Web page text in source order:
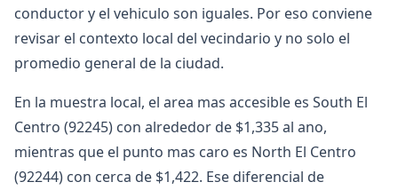
conductor y el vehiculo son iguales. Por eso conviene
revisar el contexto local del vecindario y no solo el
promedio general de la ciudad.
En la muestra local, el area mas accesible es South El
Centro (92245) con alrededor de $1,335 al ano,
mientras que el punto mas caro es North El Centro
(92244) con cerca de $1,422. Ese diferencial de